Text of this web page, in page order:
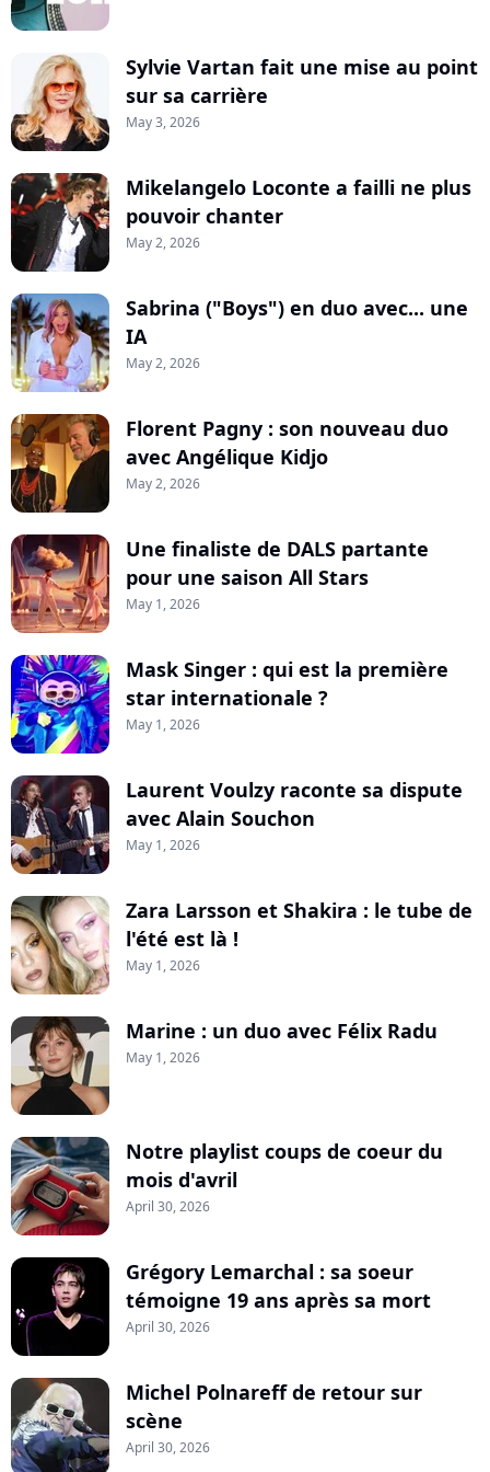
Sylvie Vartan fait une mise au point
sur sa carrière
May 3, 2026
Mikelangelo Loconte a failli ne plus
pouvoir chanter
May 2, 2026
Sabrina ("Boys") en duo avec... une
IA
May 2, 2026
Florent Pagny : son nouveau duo
avec Angélique Kidjo
May 2, 2026
Une finaliste de DALS partante
pour une saison All Stars
May 1, 2026
Mask Singer : qui est la première
star internationale ?
May 1, 2026
Laurent Voulzy raconte sa dispute
avec Alain Souchon
May 1, 2026
Zara Larsson et Shakira : le tube de
l'été est là !
May 1, 2026
Marine : un duo avec Félix Radu
May 1, 2026
Notre playlist coups de coeur du
mois d'avril
April 30, 2026
Grégory Lemarchal : sa soeur
témoigne 19 ans après sa mort
April 30, 2026
Michel Polnareff de retour sur
scène
April 30, 2026